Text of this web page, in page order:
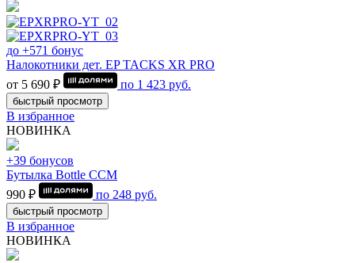
до +571 бонус
Налокотники дет. EP TACKS XR PRO
от 5 690 ₽
по 1 423 руб.
быстрый просмотр
В избранное
НОВИНКА
+39 бонусов
Бутылка Bottle CCM
990 ₽
по 248 руб.
быстрый просмотр
В избранное
НОВИНКА